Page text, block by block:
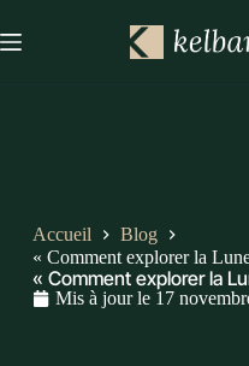
Accueil
Blog
« Comment explorer la
« Comment explorer la
Mis à jour le 17